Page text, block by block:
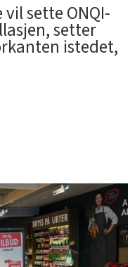
sette ONQI-
setter
istedet,